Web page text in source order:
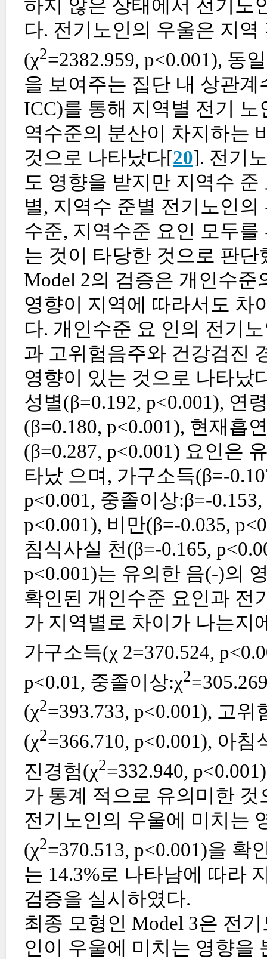
하지 않은 상태에서 전기노
다. 전기노인의 우울은 지
(χ2=2382.959, p<0.001), 동
을 보여주는 집단 내 상관계
ICC)를 통해 지역별 전기
역수준의 분산이 차지하는
것으로 나타났다[20]. 전기
도 영향을 받지만 지역수
별, 지역수 준별 전기노인
수준, 지역수준 요인 모두
는 것이 타당한 것으로 판단
Model 2의 검증은 개인수
영향이 지역에 따라서도 차
다. 개인수준 요 인의 전기
과 고위험음주와 건강검진
영향이 있는 것으로 나타났
성별(β=0.192, p<0.001), 연
(β=0.180, p<0.001), 현재흡
(β=0.287, p<0.001) 요인은
타났 으며, 가구소득(β=-
p<0.001, 중졸이상:β=-
p<0.001), 비만(β=-0.035,
침식사실 천(β=-0.165,
p<0.001)는 유의한 음(-)의
확인된 개인수준 요인과 전
가 지역별로 차이가 나는지
가구소득(χ 2=370.524,
p<0.01, 중졸이상:χ2
(χ2=393.733, p<0.001), 고위
(χ2=366.710, p<0.001), 아침
진경험(χ2=332.940,
가 통계 적으로 유의미한
전기노인의 우울에 미치는
(χ2=370.513, p<0.001)을 확
는 14.3%로 나타남에 따라
검증을 실시하였다.
최종 모형인 Model 3은 전
인이 우울에 미치는 영향을